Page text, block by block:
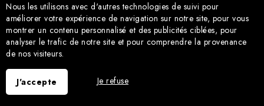
Nous les utilisons avec d'autres technologies de suivi pour
améliorer votre expérience de navigation sur notre site, pour vous
montrer un contenu personnalisé et des publicités ciblées, pour
analyser le trafic de notre site et pour comprendre la provenance
de nos visiteurs.
J'accepte Je refuse